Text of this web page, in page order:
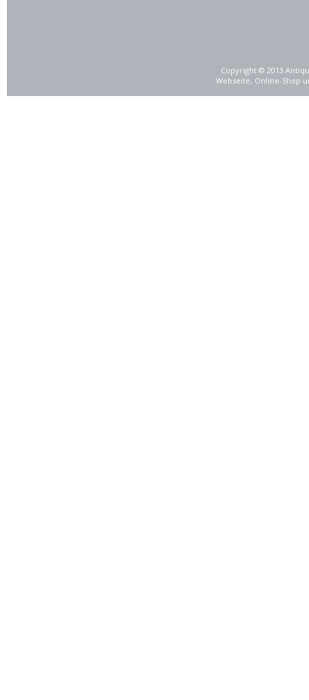
Copyright © 2013
Webseite, Online-Shop